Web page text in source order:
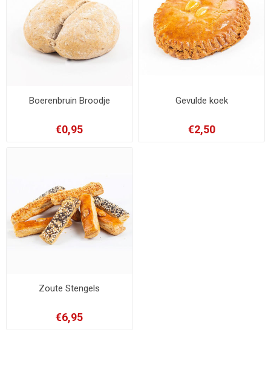
Boerenbruin Broodje
€0,95
Gevulde koek
€2,50
Zoute Stengels
€6,95